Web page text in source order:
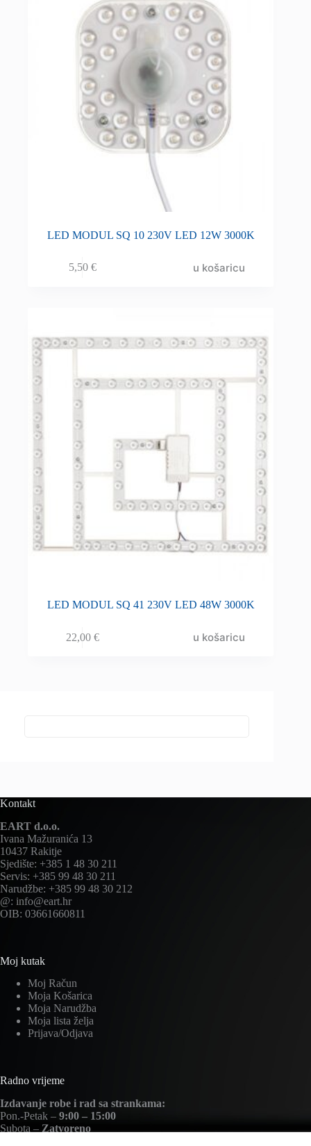
LED MODUL SQ 10 230V LED 12W 3000K
5,50 € u košaricu
LED MODUL SQ 41 230V LED 48W 3000K
22,00 € u košaricu
Kontakt
EART d.o.o.
Ivana Mažuranića 13
10437 Rakitje
Sjedište: +385 1 48 30 211
Servis: +385 99 48 30 211
Narudžbe: +385 99 48 30 212
@: info@eart.hr
OIB: 03661660811
Moj kutak
Moj Račun
Moja Košarica
Moja Narudžba
Moja lista želja
Prijava/Odjava
Radno vrijeme
Izdavanje robe i rad sa strankama:
Pon.-Petak – 9:00 – 15:00
Subota – Zatvoreno